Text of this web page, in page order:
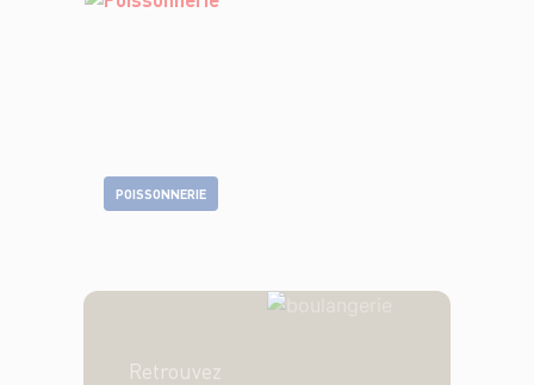
POISSONNERIE
Retrouvez